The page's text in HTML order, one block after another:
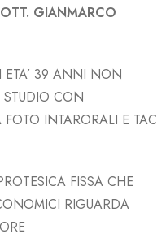
GIANMARCO
ETA’ 39 ANNI NON
STUDIO CON
INTARORALI E TAC
FISSA CHE
RIGUARDA
E